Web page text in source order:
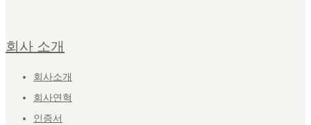
회사 소개
회사소개
회사연혁
인증서